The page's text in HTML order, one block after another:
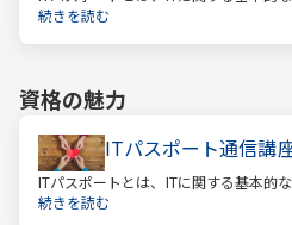
経済産業省認定の国家試験です。 ITと
続きを読む
資格の魅力
ITパスポート通信講
ITパスポートとは、ITに関する基本的
経済産業省認定の国家試験です。 ITと
続きを読む